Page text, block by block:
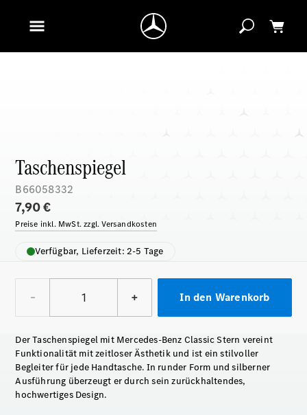
Taschenspiegel
B66058332
7,90 €
Preise inkl. MwSt. zzgl. Versandkosten
Verfügbar, Lieferzeit: 2-5 Tage
– + In den Warenkorb
Der Taschenspiegel mit Mercedes‑Benz Classic Stern vereint
Funktionalität mit zeitloser Ästhetik und ist ein stilvoller
Begleiter für jede Handtasche. In runder Form und silberner
Ausführung überzeugt er durch sein zurückhaltendes,
hochwertiges Design.